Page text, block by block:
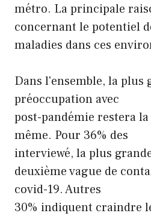
métro. La principale
concernant le potentiel
maladies dans ces
Dans l'ensemble, la plus
préoccupation avec
post-pandémie restera
même. Pour 36% des
interviewé, la plus
deuxième vague de
covid-19. Autres
30% indiquent craindre